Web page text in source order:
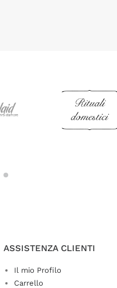
ASSISTENZA CLIENTI
Il mio Profilo
Carrello